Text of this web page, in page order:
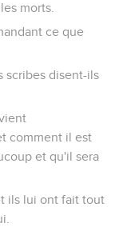
morts.
ce que
scribes disent-ils
comment il est
et qu'il sera
ils lui ont fait tout